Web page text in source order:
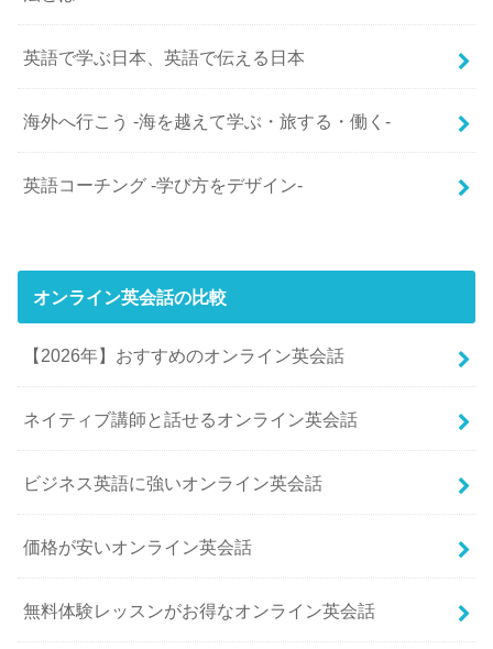
英語で学ぶ日本、英語で伝える日本
海外へ行こう -海を越えて学ぶ・旅する・働く-
英語コーチング -学び方をデザイン-
オンライン英会話の比較
【2026年】おすすめのオンライン英会話
ネイティブ講師と話せるオンライン英会話
ビジネス英語に強いオンライン英会話
価格が安いオンライン英会話
無料体験レッスンがお得なオンライン英会話